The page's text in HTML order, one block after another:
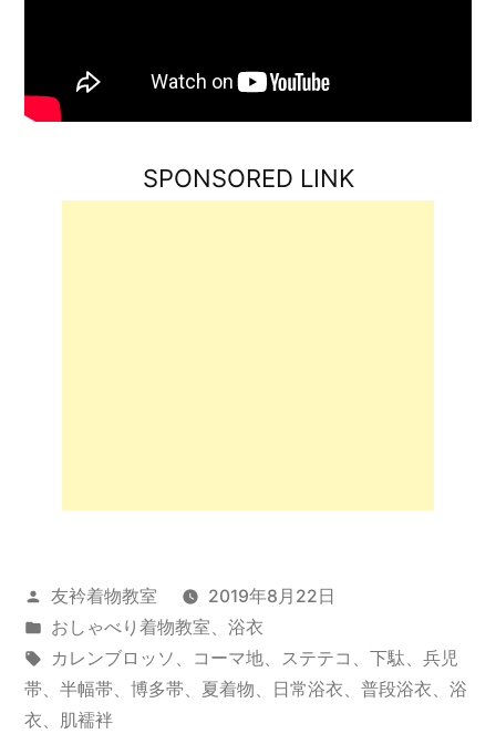
SPONSORED LINK
投
稿
者:
友衿着物教室
2019年8月22日
カ
テ
ゴ
リ
おしゃべり着物教室
浴衣
タ
グ:
カレンブロッソ コーマ地、 ステテコ 下駄
兵児
帯
半幅帯 博多帯 夏着物 日常浴衣 普段浴衣
浴
衣
肌襦袢